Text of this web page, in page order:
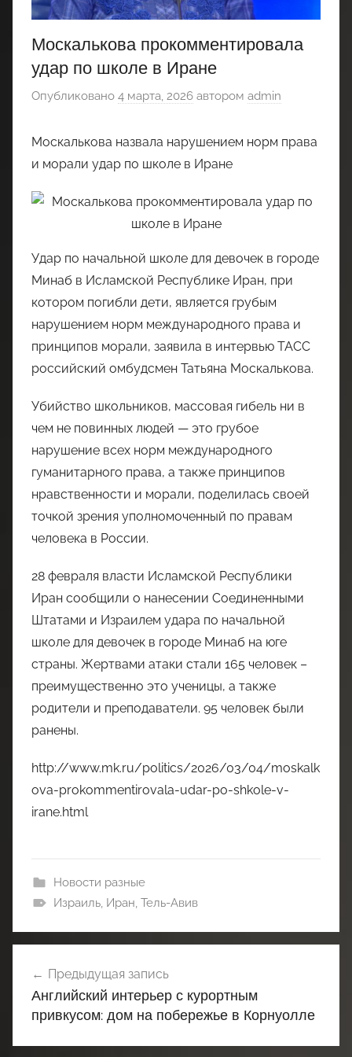
Москалькова прокомментировала
удар по школе в Иране
Опубликовано 4 марта, 2026 автором admin
Москалькова назвала нарушением норм права
и морали удар по школе в Иране
Удар по начальной школе для девочек в городе
Минаб в Исламской Республике Иран, при
котором погибли дети, является грубым
нарушением норм международного права и
принципов морали, заявила в интервью ТАСС
российский омбудсмен Татьяна Москалькова.
Убийство школьников, массовая гибель ни в
чем не повинных людей — это грубое
нарушение всех норм международного
гуманитарного права, а также принципов
нравственности и морали, поделилась своей
точкой зрения уполномоченный по правам
человека в России.
28 февраля власти Исламской Республики
Иран сообщили о нанесении Соединенными
Штатами и Израилем удара по начальной
школе для девочек в городе Минаб на юге
страны. Жертвами атаки стали 165 человек –
преимущественно это ученицы, а также
родители и преподаватели. 95 человек были
ранены.
http://www.mk.ru/politics/2026/03/04/moskalk
ova-prokommentirovala-udar-po-shkole-v-
irane.html
Новости разные
Израиль, Иран Тель-Авив
по
записям
Предыдущая запись
Английский интерьер с курортным
привкусом: дом на побережье в Корнуолле